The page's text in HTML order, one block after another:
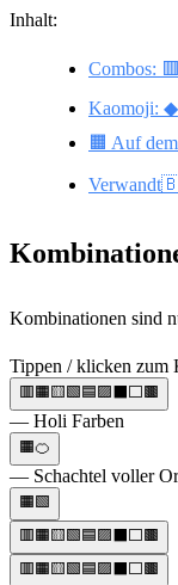
Inhalt:
Combos:
Kaomoji: ◆
🟧 Auf
Kombinationen sind
Tippen / klicken zum
🟥🟧🟨🟩🟦🟪⬛️⬜️🟫
— Holi Farben
🟧🍊
— Schachtel voller
🟧🟩
🟥🟧🟨🟩🟦🟪⬛️⬜️🟫
🟥🟧🟨🟩🟦🟪⬛️⬜️🟫